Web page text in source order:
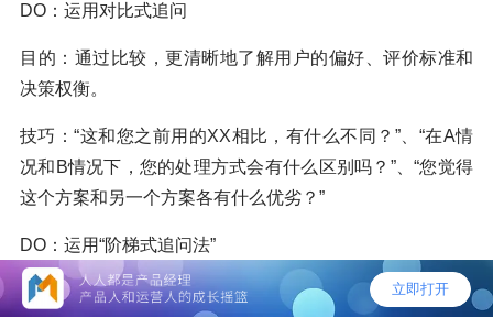
DO：运用对比式追问
目的：通过比较，更清晰地了解用户的偏好、评价标准和
决策权衡。
技巧：“这和您之前用的XX相比，有什么不同？”、“在A情
况和B情况下，您的处理方式会有什么区别吗？”、“您觉得
这个方案和另一个方案各有什么优劣？”
DO：运用“阶梯式追问法”
目的：从具体的产品属性/行为（Attribute）逐步挖掘到功